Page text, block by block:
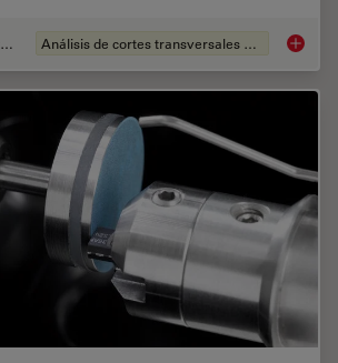
Whitepaper Análisis de cortes transversales para la microelectrónica Burr